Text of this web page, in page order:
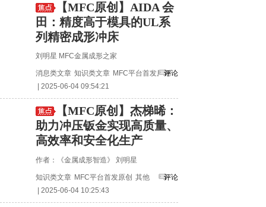
【MFC原创】AIDA 会
田：精度高于模具的UL系
列精密成形冲床
刘明星 MFC金属成形之家
消息类文章 知识类文章 MFC平台首发原创
| 2025-06-04 09:54:21
评论
【MFC原创】杰梯晞：
助力冲压钣金实现高质量、
高效率和安全化生产
作者：《金属成形智造》 刘明星
知识类文章 MFC平台首发原创 其他
| 2025-06-04 10:25:43
评论